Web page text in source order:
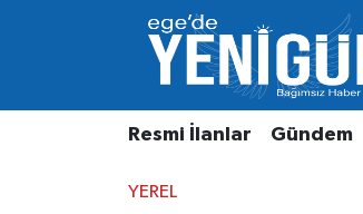
Resmi İlanlar Gündem
YEREL
Resmi İlanlar
Gündem
Beyoğlu Nöbetçi Eczaneler
Beyoğlu Hava Durumu
Beyoğlu Trafik Yoğunluk Haritası